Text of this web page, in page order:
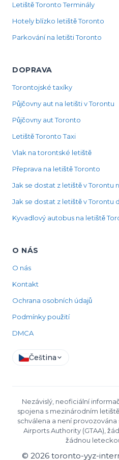
Letiště Toronto Terminály
Hotely blízko letiště Toronto
Parkování na letišti Toronto
DOPRAVA
Torontojské taxíky
Půjčovny aut na letišti v Torontu
Půjčovny aut Toronto
Letiště Toronto Taxi
Vlak na torontské letiště
Přeprava na letiště Toronto
Jak se dostat z letiště v Torontu
Jak se dostat z letiště v Torontu
Kyvadlový autobus na letiště
O NÁS
O nás
Kontakt
Ochrana osobních údajů
Podmínky použití
DMCA
Čeština
Nezávislý, neoficiální
spojena s mezinárodním
schválena a není
Airports Authority (GTAA),
žádnou
© 2026 toronto-yyz-